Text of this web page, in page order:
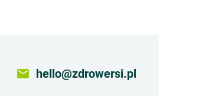
email hello@zdrowersi.pl